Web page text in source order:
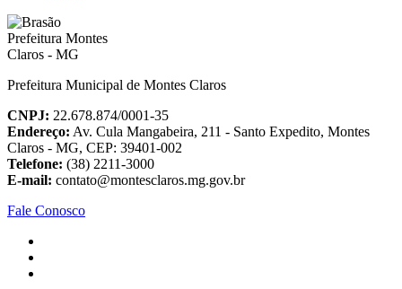
Prefeitura Municipal de Montes Claros
CNPJ: 22.678.874/0001-35
Endereço: Av. Cula Mangabeira, 211 - Santo Expedito, Montes
Claros - MG, CEP: 39401-002
Telefone: (38) 2211-3000
E-mail: contato@montesclaros.mg.gov.br
Fale Conosco